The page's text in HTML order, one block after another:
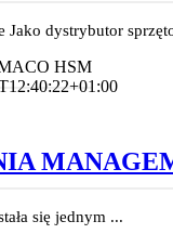
dystrybutor
HSM
się jednym ...